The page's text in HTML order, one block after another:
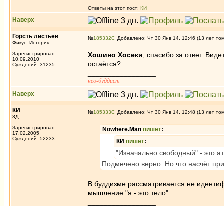
Ответы на этот пост: КИ
Наверх
Горсть листьев
Фикус, Историк
Зарегистрирован:
10.09.2010
Суждений: 31235
№185332 Добавлено: Чт 30 Янв 14, 12:46 (13 лет
Хошино Хосеки , спасибо за ответ.
остаётся?
нео-буддист
Наверх
КИ
3Д
Зарегистрирован:
17.02.2005
Суждений: 52233
№185333 Добавлено: Чт 30 Янв 14, 12:48 (13 лет
Nowhere.Man пишет:
КИ пишет:
"Изначально свободный" - это
Подмечено верно. Но что насчёт
В буддизме рассматривается не
мышление "я - это тело".